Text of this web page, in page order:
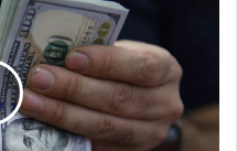
سيستمر
انخفاض
الذهب
والدولار